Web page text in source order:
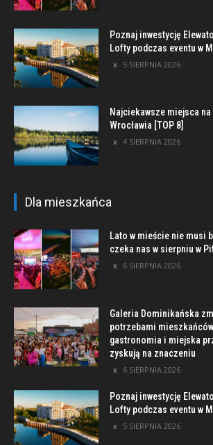
Poznaj inwestycję
Lofty podczas eventu w
5 SIERPNIA 2026
Najciekawsze miejsca
Wrocławia [TOP 8]
4 SIERPNIA 2026
Dla mieszkańca
Lato w mieście nie musi
czeka nas w sierpniu w
6 SIERPNIA 2026
Galeria Dominikańska
potrzebami
gastronomia i miejska
zyskują na znaczeniu
6 SIERPNIA 2026
Poznaj inwestycję
Lofty podczas eventu w
5 SIERPNIA 2026